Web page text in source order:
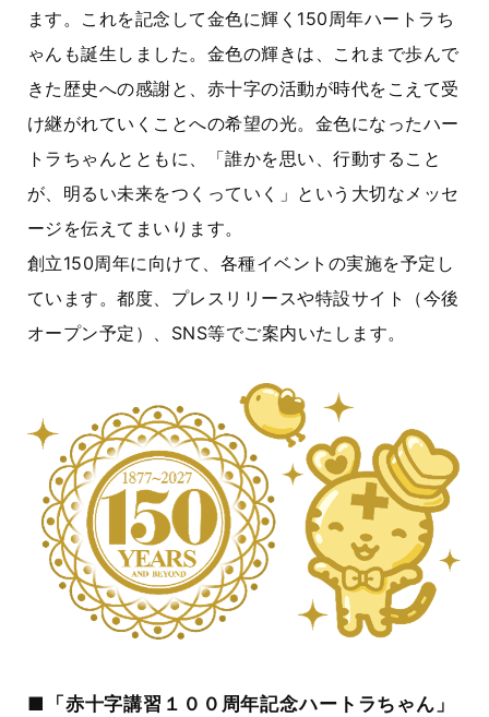
ます。これを記念して金色に輝く 150周年ハートラち
ゃんも誕生しました。金色の輝きは、これまで歩んで
きた歴史への感謝と、赤十字の活動が時代をこえて受
け継がれていくことへの希望の光。金色になったハー
トラちゃんとともに、「誰かを思い、行動すること
が、明るい未来をつくっていく」という大切なメッセ
ージを伝えてまいります。
創立150周年に向けて、各種イベントの実施を予定し
ています。都度、プレスリリースや特設サイト（今後
オープン予定）、 SNS等でご案内いたします。
■「赤十字講習１００周年記念ハートラちゃん」